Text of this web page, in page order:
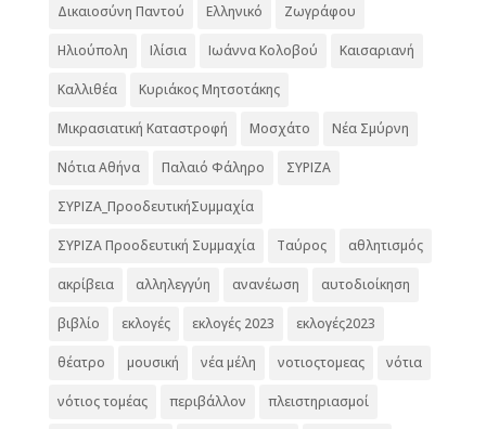
Δικαιοσύνη Παντού Ελληνικό Ζωγράφου
Ηλιούπολη Ιλίσια Ιωάννα Κολοβού Καισαριανή
Καλλιθέα Κυριάκος Μητσοτάκης
Μικρασιατική Καταστροφή Μοσχάτο Νέα Σμύρνη
Νότια Αθήνα Παλαιό Φάληρο ΣΥΡΙΖΑ
ΣΥΡΙΖΑ_ΠροοδευτικήΣυμμαχία
ΣΥΡΙΖΑ Προοδευτική Συμμαχία Ταύρος αθλητισμός
ακρίβεια αλληλεγγύη ανανέωση αυτοδιοίκηση
βιβλίο εκλογές εκλογές 2023 εκλογές2023
θέατρο μουσική νέα μέλη νοτιοςτομεας νότια
νότιος τομέας περιβάλλον πλειστηριασμοί